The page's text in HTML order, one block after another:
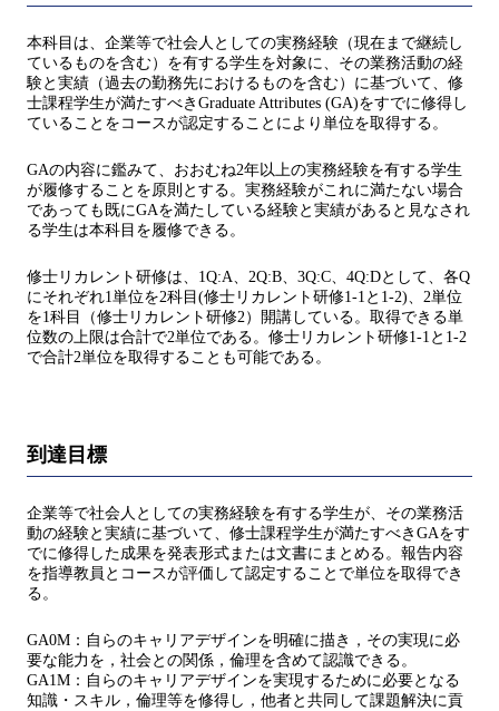
本科目は、企業等で社会人としての実務経験（現在まで継続し
ているものを含む）を有する学生を対象に、その業務活動の経
験と実績（過去の勤務先におけるものを含む）に基づいて、修
士課程学生が満たすべきGraduate Attributes (GA)をすでに修得し
ていることをコースが認定することにより単位を取得する。
GAの内容に鑑みて、おおむね2年以上の実務経験を有する学生
が履修することを原則とする。実務経験がこれに満たない場合
であっても既にGAを満たしている経験と実績があると見なされ
る学生は本科目を履修できる。
修士リカレント研修は、1Q:A、2Q:B、3Q:C、4Q:Dとして、各Q
にそれぞれ1単位を2科目(修士リカレント研修1-1と1-2)、2単位
を1科目（修士リカレント研修2）開講している。取得できる単
位数の上限は合計で2単位である。修士リカレント研修1-1と1-2
で合計2単位を取得することも可能である。
到達目標
企業等で社会人としての実務経験を有する学生が、その業務活
動の経験と実績に基づいて、修士課程学生が満たすべきGAをす
でに修得した成果を発表形式または文書にまとめる。報告内容
を指導教員とコースが評価して認定することで単位を取得でき
る。
GA0M：自らのキャリアデザインを明確に描き，その実現に必
要な能力を，社会との関係，倫理を含めて認識できる。
GA1M：自らのキャリアデザインを実現するために必要となる
知識・スキル，倫理等を修得し，他者と共同して課題解決に貢